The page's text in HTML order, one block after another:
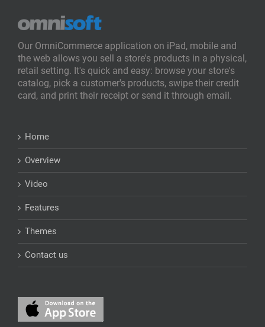
Our OmniCommerce application on iPad, mobile and
the web allows you sell a store's products in a physical,
retail setting. It's quick and easy: browse your store's
catalog, pick a customer's products, swipe their credit
card, and print their receipt or send it through email.
Home
Overview
Video
Features
Themes
Contact us